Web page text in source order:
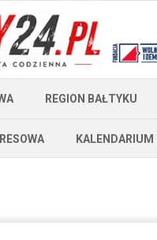
REGION BAŁTYKU
KALENDARIUM